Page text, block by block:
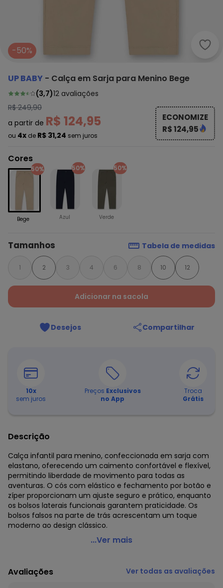
Up
-50%
UP BABY - Calça em Sarja para Menino Bege
(3,7)12 avaliações
R$ 249,90
a partir de R$ 124,95
ou 4x de R$ 31,24 sem juros
ECONOMIZE
R$ 124,95
Cores
50%
Bege
50%
Azul
50%
Verde
Tamanhos Tabela de medidas
1 2 3 4 6 8 10 12
Adicionar na sacola
Desejos Compartilhar
10x
sem juros
Preços Exclusivos
no App
Troca
Grátis
Descrição
Calça infantil para menino, confeccionada em sarja com
elastano, oferecendo um caimento confortável e flexível,
permitindo liberdade de movimento para todas as
aventuras. O cós com elástico e fechamento por botão e
zíper proporcionam um ajuste seguro e prático, enquanto
os bolsos laterais funcionais garantem praticidade. Os
bolsos falsos na parte de trás acrescentam um toque
moderno ao design clássico.
Up Baby - Calça em Sarja para Menino Bege
Modelagem: Justa
Comprimento: Longo
...Ver mais
Avaliações Ver todas as avaliações